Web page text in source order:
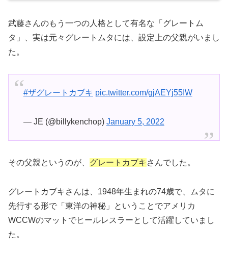
武藤さんのもう一つの人格として有名な「グレートム
タ」、実は元々グレートムタには、設定上の父親がいまし
た。
#ザグレートカブキ pic.twitter.com/gjAEYj55IW
— JE (@billykenchop) January 5, 2022
その父親というのが、 グレートカブキ さんでした。
グレートカブキさんは、1948年生まれの74歳で、ムタに
先行する形で「東洋の神秘」ということでアメリカ
WCCWのマットでヒールレスラーとして活躍していまし
た。